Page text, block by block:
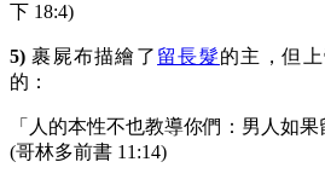
下 18:4)
5) 裹屍布描繪了 留長髮的主，但
的：
「人的本性不也教導你們：男人如果
(哥林多前書 11:14)